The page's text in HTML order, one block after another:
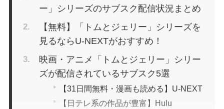
ー」シリーズのサブスク配信状況まとめ
【無料】「トムとジェリー」シリーズを
見るならU-NEXTがおすすめ！
映画・アニメ「トムとジェリー」シリー
ズが配信されているサブスク5選
【31日間無料・漫画も読める】U-NEXT
【日テレ系の作品が豊富】Hulu